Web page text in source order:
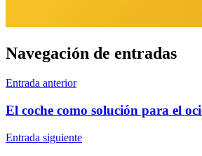
Navegación de entradas
Entrada anterior
El coche como solución para el
Entrada siguiente